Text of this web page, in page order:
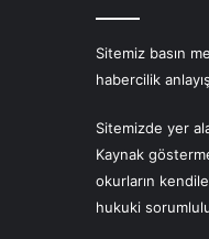
Sitemiz basın
habercilik
Sitemizde yer
Kaynak
okurların
hukuki